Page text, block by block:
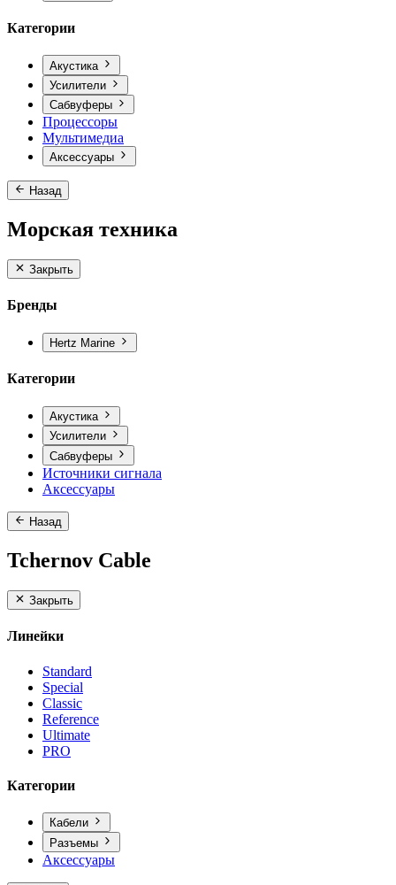
Категории
Акустика
Усилители
Сабвуферы
Процессоры
Мультимедиа
Аксессуары
Назад
Морская техника
Закрыть
Бренды
Hertz Marine
Категории
Акустика
Усилители
Сабвуферы
Источники сигнала
Аксессуары
Назад
Tchernov Cable
Закрыть
Линейки
Standard
Special
Classic
Reference
Ultimate
PRO
Категории
Кабели
Разъемы
Аксессуары